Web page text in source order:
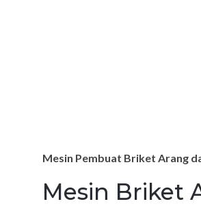
Mesin Pembuat Briket Arang
Mesin Briket